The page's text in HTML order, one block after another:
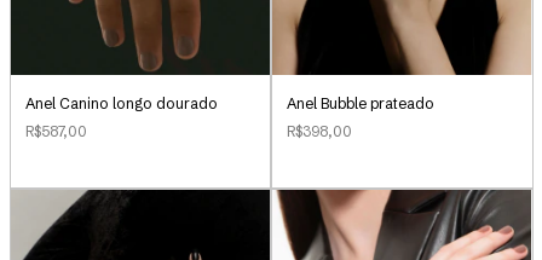
Anel Canino longo dourado
R$587,00
Anel Bubble prateado
R$398,00